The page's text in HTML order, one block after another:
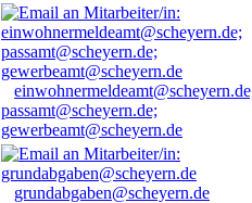
passamt@scheyern.de;
gewerbeamt@scheyern.de
grundabgaben@scheyern.de